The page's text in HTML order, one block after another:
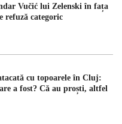
Vučić lui Zelenski în fața
refuză categoric
cu topoarele în Cluj:
a fost? Că au proști, altfel